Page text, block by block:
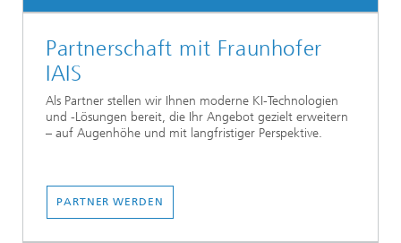
Partnerschaft mit Fraunhofer
IAIS
Als Partner stellen wir Ihnen moderne KI-Technologien
und -Lösungen bereit, die Ihr Angebot gezielt erweitern
– auf Augenhöhe und mit langfristiger Perspektive.
PARTNER WERDEN